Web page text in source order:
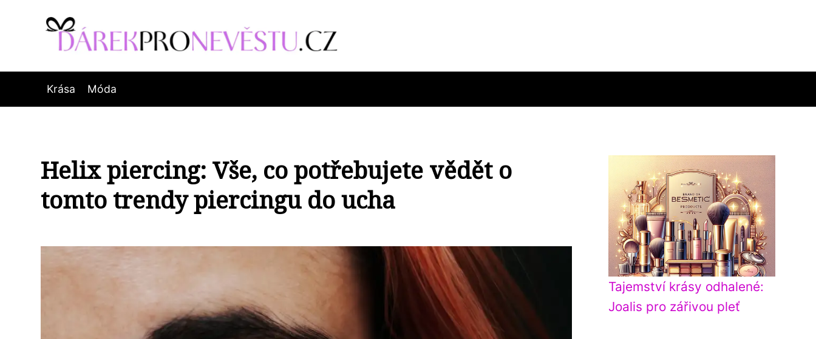
Krása Móda
Helix piercing: Vše, co potřebujete vědět o
tomto trendy piercingu do ucha
Tajemství krásy odhalené:
Joalis pro zářivou pleť